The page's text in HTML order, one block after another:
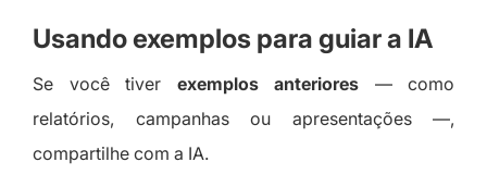
Usando exemplos para guiar a IA
Se você tiver exemplos anteriores — como
relatórios, campanhas ou apresentações —,
compartilhe com a IA.